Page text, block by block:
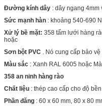
Đường kính dây : dây ngang 4mm
Sức mạnh hàn : khoảng 540-690
Xử lý bề mặt: 358 tấm lưới hàng
hoặc
Sơn bột PVC . Nó cung cấp bảo
Màu sắc : Xanh RAL 6005 hoặc
358 an ninh hàng rào
Chất liệu : thép cao cấp cho độ
Phần đăng : 60 x 60 mm, 80 x 80